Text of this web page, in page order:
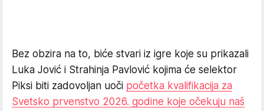
Bez obzira na to, biće stvari iz igre koje su prikazali
Luka Jović i Strahinja Pavlović kojima će selektor
Piksi biti zadovoljan uoči početka kvalifikacija za
Svetsko prvenstvo 2026. godine koje očekuju naš